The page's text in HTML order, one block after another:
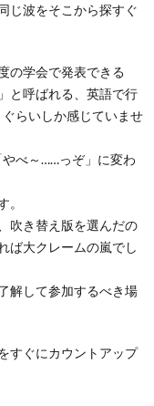
じ波をそこから探すぐ
の学会で発表できる
と呼ばれる、英語で行
らいしか感じていませ
べ～……っぞ」に変わ
。
吹き替え版を選んだの
ば大クレームの嵐でし
解して参加するべき場
すぐにカウントアップ